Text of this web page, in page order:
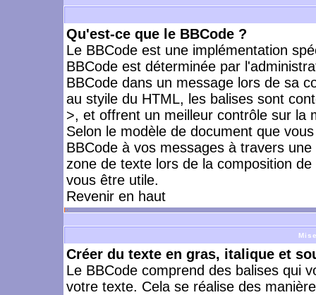
Qu'est-ce que le BBCode ?
Le BBCode est une implémentation
BBCode est déterminée par
BBCode dans un message lors de sa
au styile du HTML, les balises sont
>, et offrent un meilleur contrôle sur la
Selon le modèle de document que
BBCode à vos messages à travers
zone de texte lors de la composition
vous être utile.
Revenir en haut
Créer du texte en gras, italique et
Le BBCode comprend des balises qui
votre texte. Cela se réalise des